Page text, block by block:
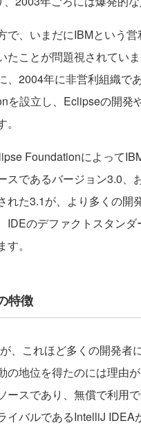
で、いまだにIBMという営
たことが問題視されてい
、2004年に非営利組織で
を設立し、Eclipseの開発
Foundationによって
スであるバージョン3.0、
れた3.1が、より多くの開
IDEのデファクトスタン
。
特徴
、これほど多くの開発者
の地位を得たのには理由が
ースであり、無償で利用
イバルであるIntelliJ IDEA